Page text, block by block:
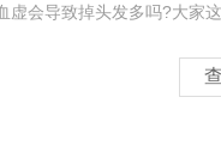
虚会导致掉头发多吗?大家